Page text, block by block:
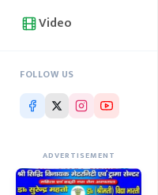
Video
FOLLOW US
ADVERTISEMENT